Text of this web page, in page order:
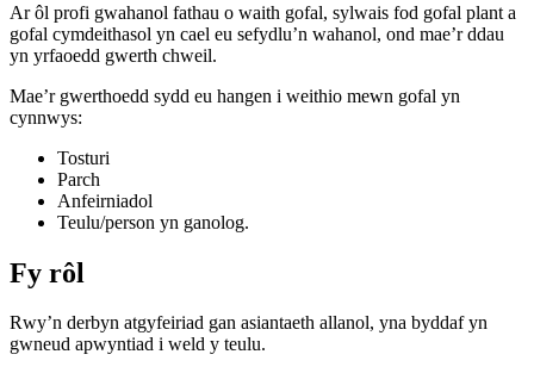
Ar ôl profi gwahanol fathau o waith gofal, sylwais fod gofal plant a
gofal cymdeithasol yn cael eu sefydlu’n wahanol, ond mae’r ddau
yn yrfaoedd gwerth chweil.
Mae’r gwerthoedd sydd eu hangen i weithio mewn gofal yn
cynnwys:
Tosturi
Parch
Anfeirniadol
Teulu/person yn ganolog.
Fy rôl
Rwy’n derbyn atgyfeiriad gan asiantaeth allanol, yna byddaf yn
gwneud apwyntiad i weld y teulu.